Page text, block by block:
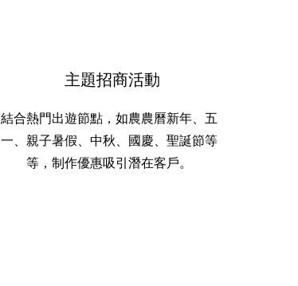
主題招商活動
結合熱門出遊節點，如農農曆新年、五
一、親子暑假、中秋、國慶、聖誕節等
等，制作優惠吸引潛在客戶。